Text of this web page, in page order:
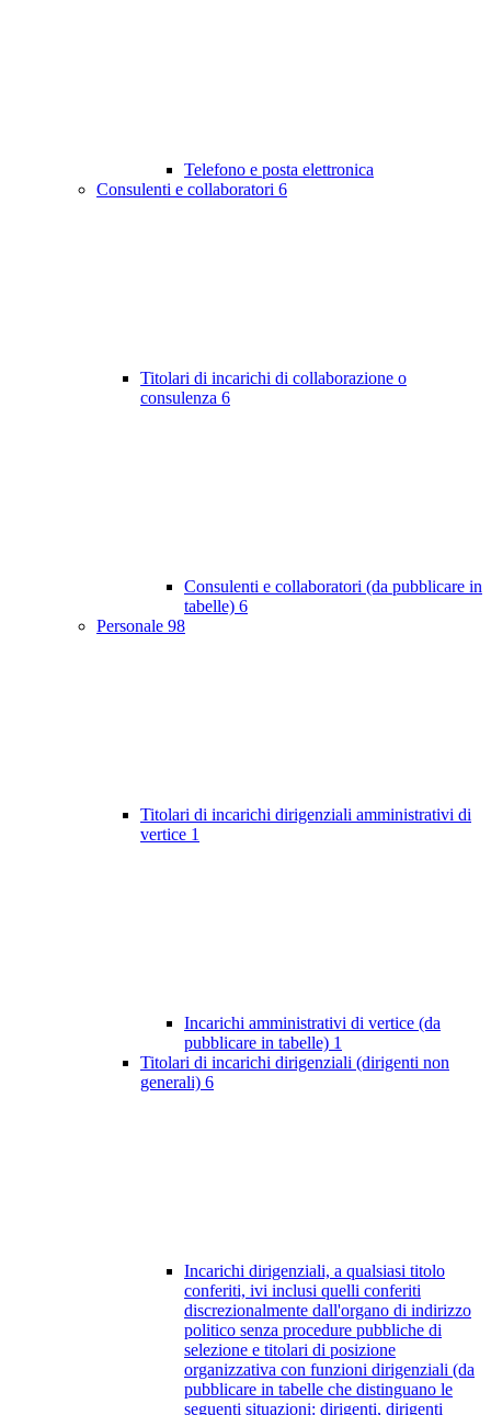
Telefono e posta elettronica
Consulenti e collaboratori 6
Titolari di incarichi di collaborazione o
consulenza 6
Consulenti e collaboratori (da pubblicare in
tabelle) 6
Personale 98
Titolari di incarichi dirigenziali amministrativi di
vertice 1
Incarichi amministrativi di vertice (da
pubblicare in tabelle) 1
Titolari di incarichi dirigenziali (dirigenti non
generali) 6
Incarichi dirigenziali, a qualsiasi titolo
conferiti, ivi inclusi quelli conferiti
discrezionalmente dall'organo di indirizzo
politico senza procedure pubbliche di
selezione e titolari di posizione
organizzativa con funzioni dirigenziali (da
pubblicare in tabelle che distinguano le
seguenti situazioni: dirigenti, dirigenti